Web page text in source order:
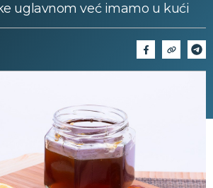
uglavnom već imamo u kući